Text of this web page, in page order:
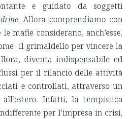
e guidato da soggetti
. Allora comprendiamo con
mafie considerano, anch’esse,
il grimaldello per vincere la
diventa indispensabile ed
per il rilancio delle attività
e controllati, attraverso un
Infatti, la tempistica
per l’impresa in crisi,